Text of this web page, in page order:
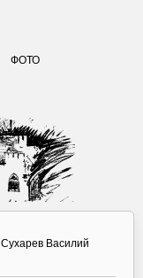
ФОТО
Сухарев Василий